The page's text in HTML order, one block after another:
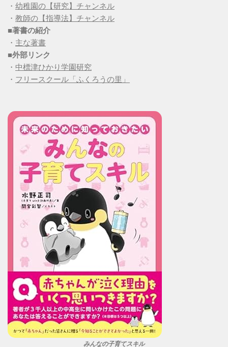
・ 幼稚園の【研究】チャンネル
・ 教師の【指導法】チャンネル
■著書の紹介
・ 主な著書
■外部リンク
・ 中標津ひかり学園研究
・ フリースクール「ふくろうの里」
みんなの子育てスキル